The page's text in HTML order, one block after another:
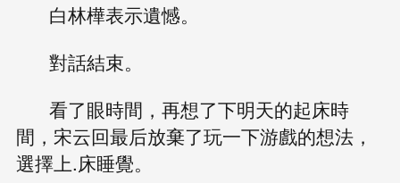
白林樺表示遺憾。
對話結束。
看了眼時間，再想了下明天的起床時
間，宋云回最后放棄了玩一下游戲的想法，
選擇上.床睡覺。